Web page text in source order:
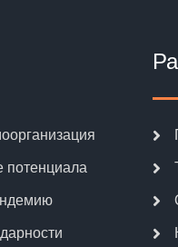
потенциала